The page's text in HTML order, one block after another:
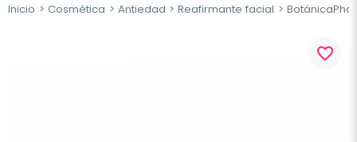
Inicio Cosmética Antiedad Reafirmante facial
favorite_border